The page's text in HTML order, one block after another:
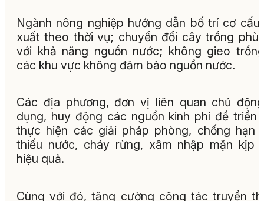
Ngành nông nghiệp hướng dẫn bố trí cơ cấu
xuất theo thời vụ; chuyển đổi cây trồng phù
với khả năng nguồn nước; không gieo
các khu vực không đảm bảo nguồn nước.
Các địa phương, đơn vị liên quan chủ
dụng, huy động các nguồn kinh phí để triển
thực hiện các giải pháp phòng, chống hạn
thiếu nước, cháy rừng, xâm nhập mặn kịp
hiệu quả.
Cùng với đó, tăng cường công tác truyền